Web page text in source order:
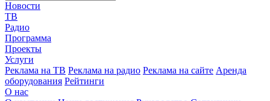
Новости
ТВ
Радио
Программа
Проекты
Услуги
Реклама на ТВ Реклама на радио Реклама на сайте Аренда
оборудования Рейтинги
О нас